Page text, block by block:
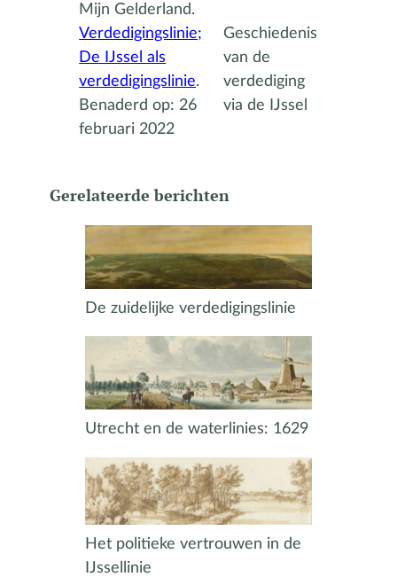
Mijn Gelderland.
Verdedigingslinie;
De IJssel als
verdedigingslinie.
Benaderd op: 26
februari 2022
Geschiedenis
van de
verdediging
via de IJssel
Gerelateerde berichten
De zuidelijke verdedigingslinie
Utrecht en de waterlinies: 1629
Het politieke vertrouwen in de
IJssellinie